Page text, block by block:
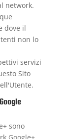
network.
dove il
non lo
servizi
Sito
sono